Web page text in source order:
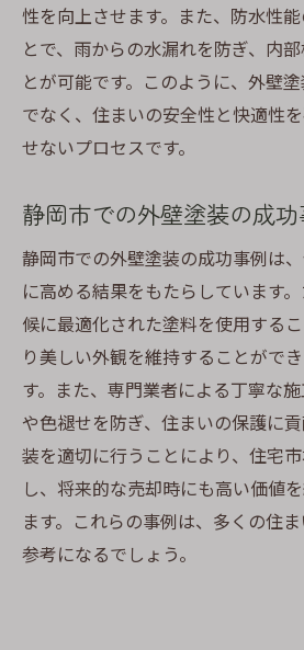
外壁塗装が静岡市の住まいに
とは
静岡市で外壁塗装がもた
家の資産価値を上げる静
ーアル
静岡市での外壁塗装によ
静岡市のコミュニティで
的影響
外壁塗装が静岡市の住ま
効果
静岡市での外壁塗装で実
性を向上させます。また、防水性
とで、雨からの水漏れを防ぎ、内
とが可能です。このように、外壁
でなく、住まいの安全性と快適性
せないプロセスです。
静岡市での外壁塗装の成功
静岡市での外壁塗装の成功事例は
に高める結果をもたらしています
候に最適化された塗料を使用する
り美しい外観を維持することがで
す。また、専門業者による丁寧な
や色褪せを防ぎ、住まいの保護に
装を適切に行うことにより、住宅
し、将来的な売却時にも高い価値
ます。これらの事例は、多くの住
参考になるでしょう。